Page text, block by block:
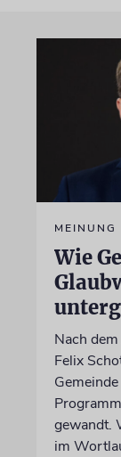
MEINUNG
Wie
Nach
Felix
gewandt.
im